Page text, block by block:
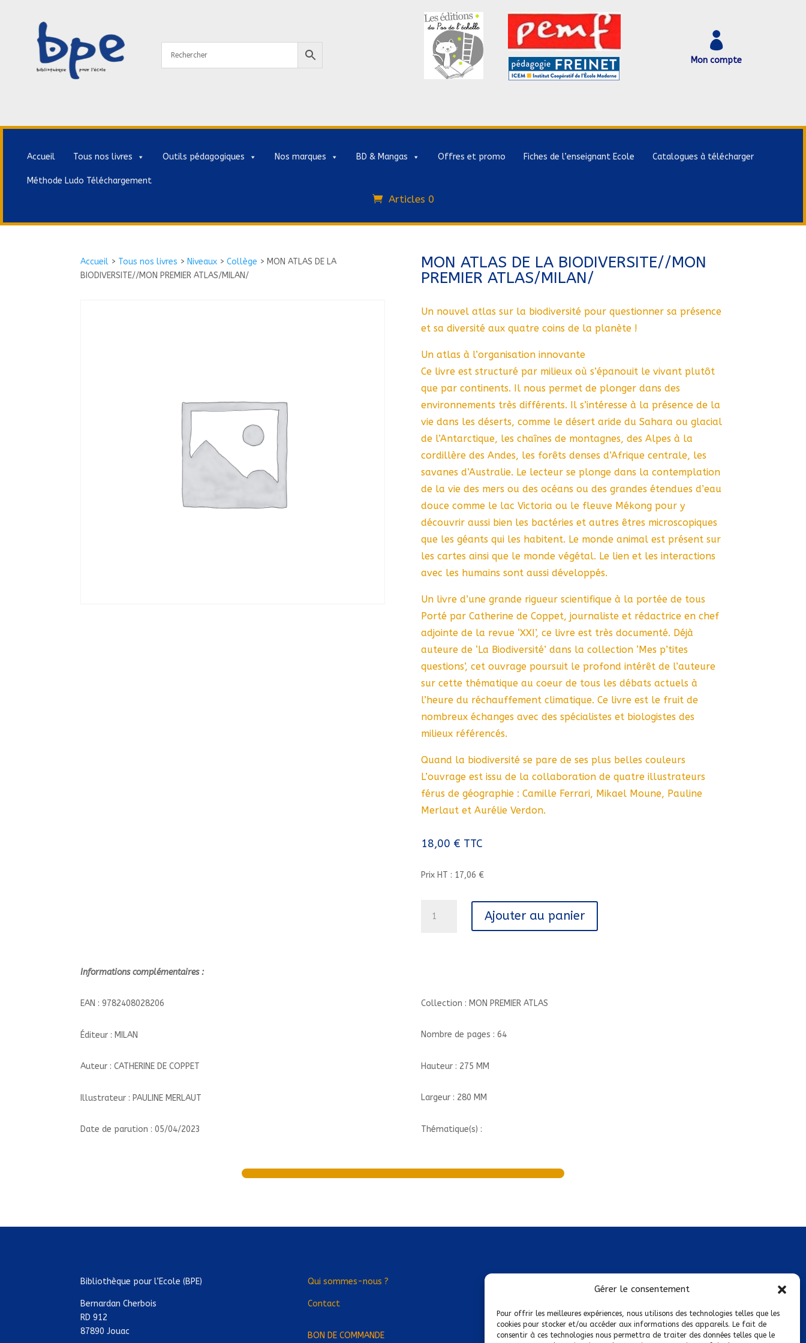
Gérer le consentement
Pour offrir les meilleures expériences, nous utilisons des technologies telles que les
cookies pour stocker et/ou accéder aux informations des appareils. Le fait de
consentir à ces technologies nous permettra de traiter des données telles que le

Mon compte
Accueil Tous nos livres Outils pédagogiques Nos marques BD & Mangas Offres et promo Fiches de l’enseignant Ecole Catalogues à télécharger
Méthode Ludo Téléchargement
Articles 0
Accueil > Tous nos livres > Niveaux >Collège > MON ATLAS DE LA
BIODIVERSITE//MON PREMIER ATLAS/MILAN/
MON ATLAS DE LA BIODIVERSITE//MON
PREMIER ATLAS/MILAN/
Un nouvel atlas sur la biodiversité pour questionner sa présence
et sa diversité aux quatre coins de la planète !
Un atlas à l’organisation innovante
Ce livre est structuré par milieux où s’épanouit le vivant plutôt
que par continents. Il nous permet de plonger dans des
environnements très différents. Il s’intéresse à la présence de la
vie dans les déserts, comme le désert aride du Sahara ou glacial
de l’Antarctique, les chaînes de montagnes, des Alpes à la
cordillère des Andes, les forêts denses d’Afrique centrale, les
savanes d’Australie. Le lecteur se plonge dans la contemplation
de la vie des mers ou des océans ou des grandes étendues d’eau
douce comme le lac Victoria ou le fleuve Mékong pour y
découvrir aussi bien les bactéries et autres êtres microscopiques
que les géants qui les habitent. Le monde animal est présent sur
les cartes ainsi que le monde végétal. Le lien et les interactions
avec les humains sont aussi développés.
Un livre d’une grande rigueur scientifique à la portée de tous
Porté par Catherine de Coppet, journaliste et rédactrice en chef
adjointe de la revue ‘XXI’, ce livre est très documenté. Déjà
auteure de ‘La Biodiversité’ dans la collection ‘Mes p’tites
questions’, cet ouvrage poursuit le profond intérêt de l’auteure
sur cette thématique au coeur de tous les débats actuels à
l’heure du réchauffement climatique. Ce livre est le fruit de
nombreux échanges avec des spécialistes et biologistes des
milieux référencés.
Quand la biodiversité se pare de ses plus belles couleurs
L’ouvrage est issu de la collaboration de quatre illustrateurs
férus de géographie : Camille Ferrari, Mikael Moune, Pauline
Merlaut et Aurélie Verdon.
18,00 € TTC
Prix HT : 17,06 €
PREMIER
Ajouter au panier
Informations complémentaires :
EAN : 9782408028206
Éditeur : MILAN
Auteur : CATHERINE DE COPPET
Illustrateur : PAULINE MERLAUT
Date de parution : 05/04/2023
Collection : MON PREMIER ATLAS
Nombre de pages : 64
Hauteur : 275 MM
Largeur : 280 MM
Thématique(s) :
Bibliothèque pour l’Ecole (BPE)
Bernardan Cherbois
RD 912
87890 Jouac
Qui sommes-nous ?
Contact
BON DE COMMANDE
Politique de confidentialité